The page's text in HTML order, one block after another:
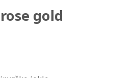
gold